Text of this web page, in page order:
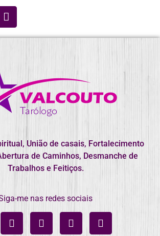
União de casais, Fortalecimento
de Caminhos, Desmanche de
Trabalhos e Feitiços.
me nas redes sociais